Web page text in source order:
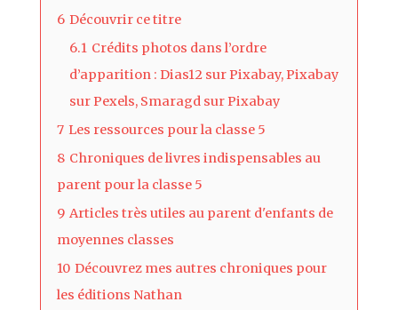
6 Découvrir ce titre
6.1 Crédits photos dans l’ordre
d’apparition : Dias12 sur Pixabay, Pixabay
sur Pexels, Smaragd sur Pixabay
7 Les ressources pour la classe 5
8 Chroniques de livres indispensables au
parent pour la classe 5
9 Articles très utiles au parent d'enfants de
moyennes classes
10 Découvrez mes autres chroniques pour
les éditions Nathan